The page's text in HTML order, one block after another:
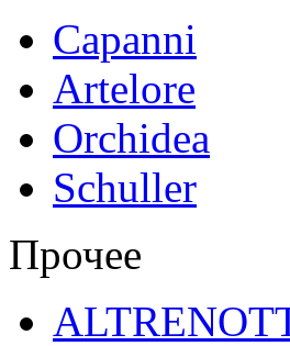
Capanni
Artelore
Orchidea
Schuller
Прочее